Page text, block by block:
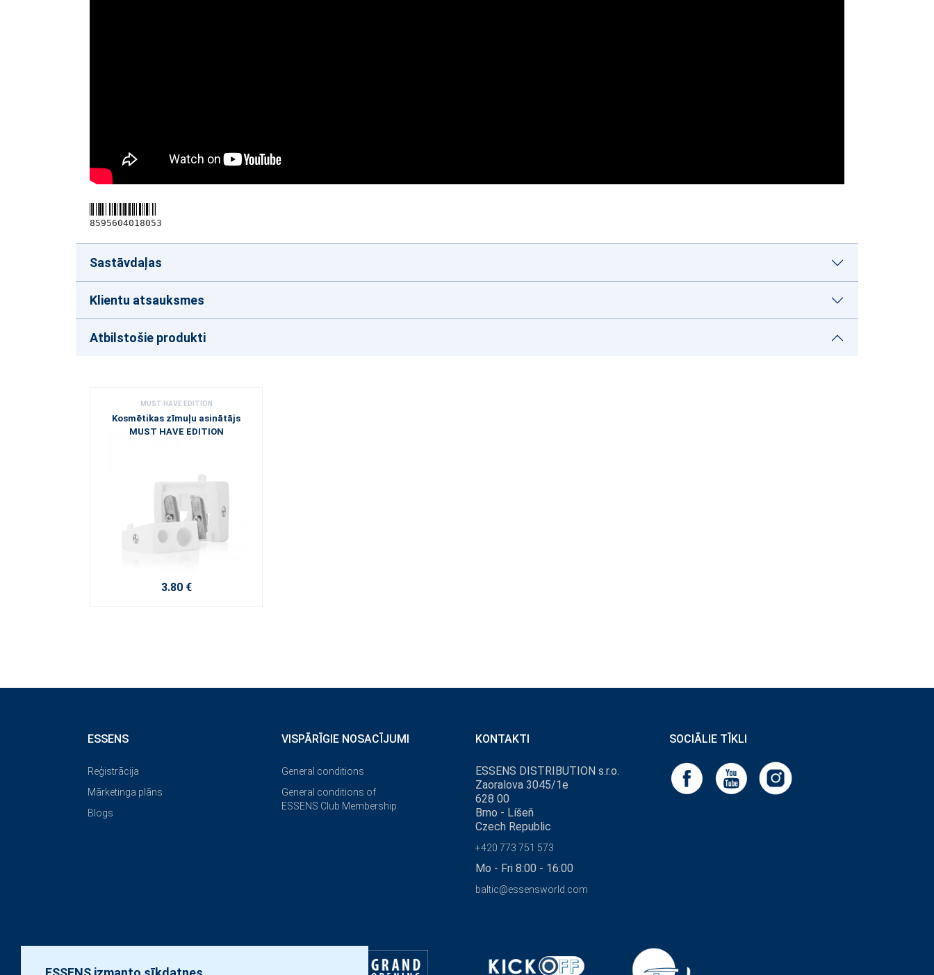
8595604018053
Sastāvdaļas
Klientu atsauksmes
Atbilstošie produkti
MUST HAVE EDITION
Kosmētikas zīmuļu asinātājs
MUST HAVE EDITION
3.80 €
ESSENS
Reģistrācija
Mārketinga plāns
Blogs
VISPĀRĪGIE NOSACĪJUMI
General conditions
General conditions of
ESSENS Club Membership
KONTAKTI
ESSENS DISTRIBUTION s.r.o.
Zaoralova 3045/1e
628 00
Brno - Líšeň
Czech Republic
+420 773 751 573
Mo - Fri 8:00 - 16:00
baltic@essensworld.com
SOCIĀLIE TĪKLI